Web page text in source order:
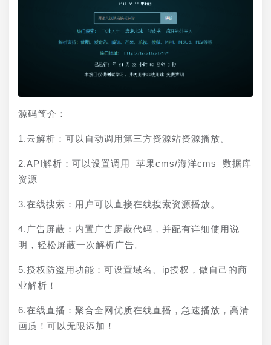
源码简介：
1.云解析：可以自动调用第三方资源站资源播放。
2.API解析：可以设置调用 苹果cms/海洋cms 数据库
资源
3.在线搜索：用户可以直接在线搜索资源播放。
4.广告屏蔽：内置广告屏蔽代码，并配有详细使用说
明，轻松屏蔽一次解析广告。
5.授权防盗用功能：可设置域名、ip授权，做自己的商
业解析！
6.在线直播：聚合全网优质在线直播，急速播放，高清
画质！可以无限添加！